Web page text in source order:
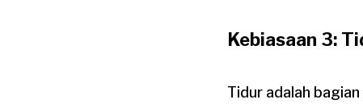
Kebiasaan 3:
Tidur adalah